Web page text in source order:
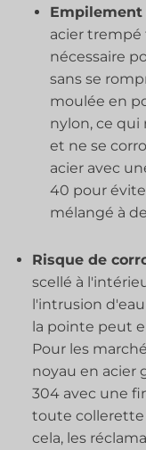
acier trempé
nécessaire
sans se
moulée en
nylon, ce qui
et ne se
acier avec
40 pour
mélangé à
Risque de
scellé à
l'intrusion
la pointe peut
Pour les
noyau en acier
304 avec une
toute collerette
cela, les